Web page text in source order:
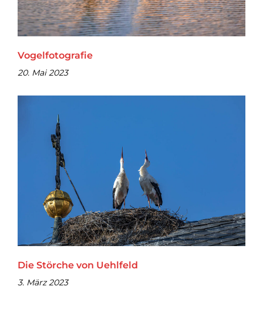
Vogelfotografie
20. Mai 2023
Die Störche von Uehlfeld
3. März 2023